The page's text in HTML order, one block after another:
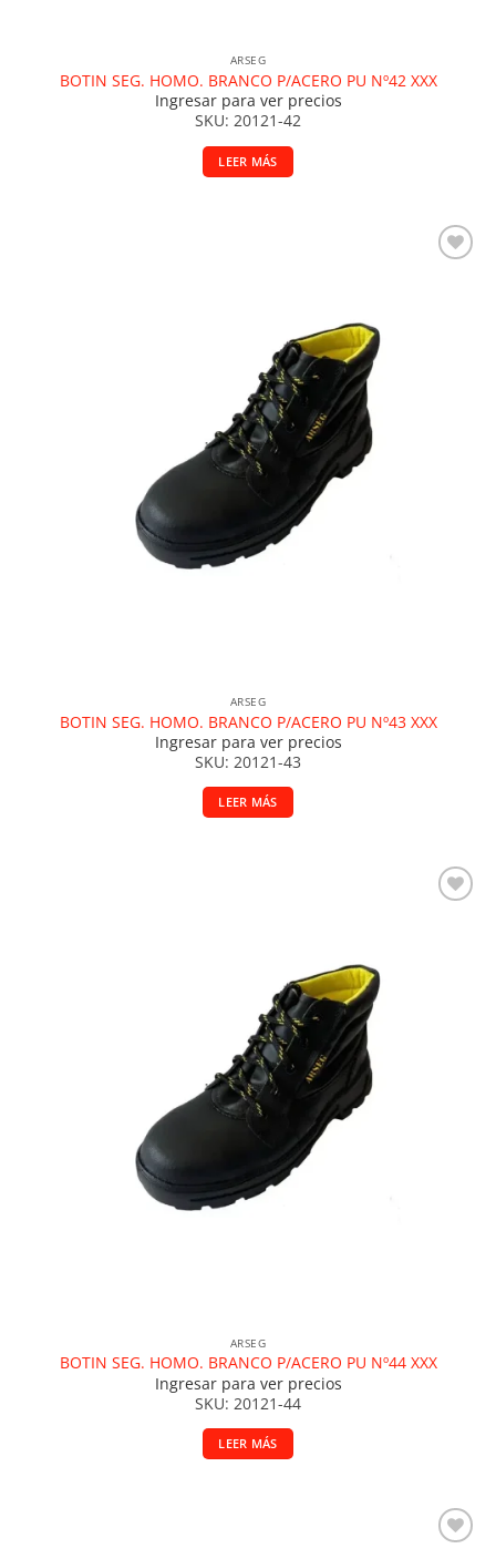
ARSEG
BOTIN SEG. HOMO. BRANCO P/ACERO PU Nº42 XXX
Ingresar para ver precios
SKU: 20121-42
LEER MÁS
ARSEG
BOTIN SEG. HOMO. BRANCO P/ACERO PU Nº43 XXX
Ingresar para ver precios
SKU: 20121-43
LEER MÁS
ARSEG
BOTIN SEG. HOMO. BRANCO P/ACERO PU Nº44 XXX
Ingresar para ver precios
SKU: 20121-44
LEER MÁS